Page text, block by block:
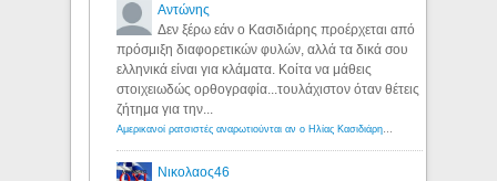
Αντώνης
Δεν ξέρω εάν ο Κασιδιάρης προέρχεται από
πρόσμιξη διαφορετικών φυλών, αλλά τα δικά σου
ελληνικά είναι για κλάματα. Κοίτα να μάθεις
στοιχειωδώς ορθογραφία...τουλάχιστον όταν θέτεις
ζήτημα για την...
Νικολαος46